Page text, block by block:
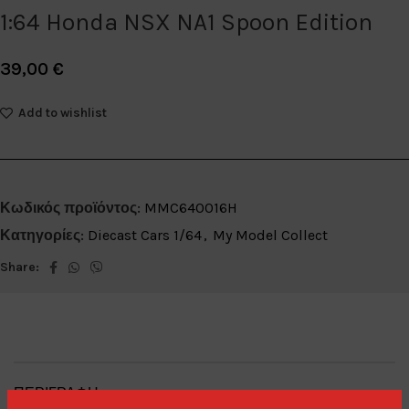
1:64 Honda NSX NA1 Spoon Edition
39,00 €
Add to wishlist
Κωδικός προϊόντος: MMC640016H
Κατηγορίες: Diecast Cars 1/64, My Model Collect
Share:
ΠΕΡΙΓΡΑΦΉ